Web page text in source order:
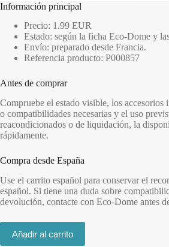
Información principal
Precio: 1.99 EUR
Estado: según la ficha Eco-Dome y
Envío: preparado desde Francia.
Referencia producto: P000857
Antes de comprar
Compruebe el estado visible, los accesorios
o compatibilidades necesarias y el uso
reacondicionados o de liquidación, la
rápidamente.
Compra desde España
Use el carrito español para conservar el
español. Si tiene una duda sobre
devolución, contacte con Eco-Dome antes
Añadir al carrito